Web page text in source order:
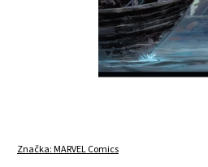
Značka:MARVEL Comics